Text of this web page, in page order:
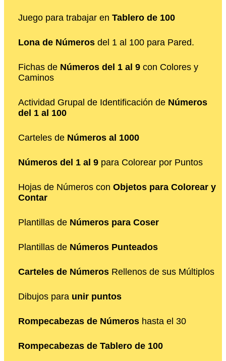
Juego para trabajar en Tablero de 100
Lona de Números del 1 al 100 para Pared.
Fichas de Números del 1 al 9 con Colores y
Caminos
Actividad Grupal de Identificación de Números
del 1 al 100
Carteles de Números al 1000
Números del 1 al 9 para Colorear por Puntos
Hojas de Números con Objetos para Colorear y
Contar
Plantillas de Números para Coser
Plantillas de Números Punteados
Carteles de Números Rellenos de sus Múltiplos
Dibujos para unir puntos
Rompecabezas de Números hasta el 30
Rompecabezas de Tablero de 100